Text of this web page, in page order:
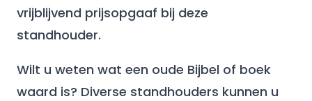
vrijblijvend prijsopgaaf bij deze
standhouder.
Wilt u weten wat een oude Bijbel of boek
waard is? Diverse standhouders kunnen u